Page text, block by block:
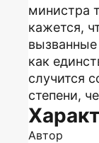
министра
кажется,
как
случится
степени,
Автор